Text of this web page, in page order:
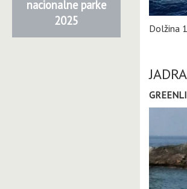
nacionalne parke
2025
Dolžina